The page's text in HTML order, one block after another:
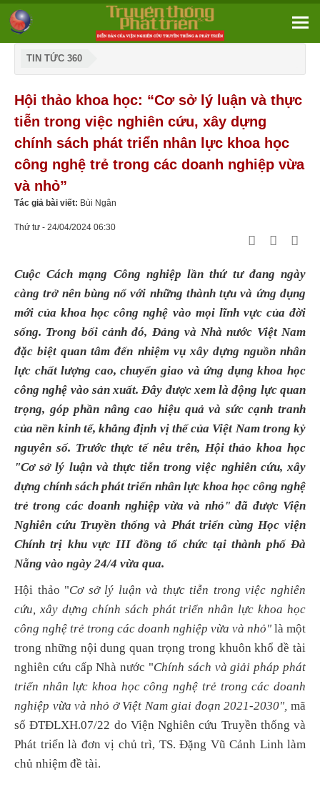
TIN TỨC 360
Hội thảo khoa học: “Cơ sở lý luận và thực
tiễn trong việc nghiên cứu, xây dựng
chính sách phát triển nhân lực khoa học
công nghệ trẻ trong các doanh nghiệp vừa
và nhỏ”
Tác giả bài viết: Bùi Ngân
Thứ tư - 24/04/2024 06:30
Cuộc Cách mạng Công nghiệp lần thứ tư đang ngày
càng trở nên bùng nổ với những thành tựu và ứng dụng
mới của khoa học công nghệ vào mọi lĩnh vực của đời
sống. Trong bối cảnh đó, Đảng và Nhà nước Việt Nam
đặc biệt quan tâm đến nhiệm vụ xây dựng nguồn nhân
lực chất lượng cao, chuyển giao và ứng dụng khoa học
công nghệ vào sản xuất. Đây được xem là động lực quan
trọng, góp phần nâng cao hiệu quả và sức cạnh tranh
của nền kinh tế, khẳng định vị thế của Việt Nam trong kỷ
nguyên số. Trước thực tế nêu trên, Hội thảo khoa học
"Cơ sở lý luận và thực tiễn trong việc nghiên cứu, xây
dựng chính sách phát triển nhân lực khoa học công nghệ
trẻ trong các doanh nghiệp vừa và nhỏ" đã được Viện
Nghiên cứu Truyền thống và Phát triển cùng Học viện
Chính trị khu vực III đồng tổ chức tại thành phố Đà
Nẵng vào ngày 24/4 vừa qua.
Hội thảo "Cơ sở lý luận và thực tiễn trong việc nghiên
cứu, xây dựng chính sách phát triển nhân lực khoa học
công nghệ trẻ trong các doanh nghiệp vừa và nhỏ" là một
trong những nội dung quan trọng trong khuôn khổ đề tài
nghiên cứu cấp Nhà nước "Chính sách và giải pháp phát
triển nhân lực khoa học công nghệ trẻ trong các doanh
nghiệp vừa và nhỏ ở Việt Nam giai đoạn 2021-2030", mã
số ĐTĐLXH.07/22 do Viện Nghiên cứu Truyền thống và
Phát triển là đơn vị chủ trì, TS. Đặng Vũ Cảnh Linh làm
chủ nhiệm đề tài.